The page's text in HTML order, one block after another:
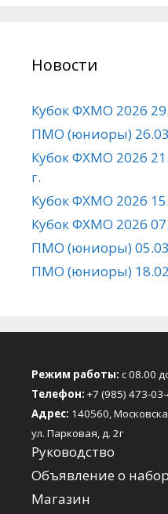
Новости
Кубок ФХМО 2026
ПМО (юниоры)
Кубок ФХМО 2026
г.
Кубок ФХМО 2026
Кубок ФХМО 2026
ПМО (юниоры)
ПМО (юниоры)
Режим работы: с 08.00
Телефон: +7 (985) 473-
Адрес: 140560,
ул. Парковая, д. 2г
Руководство
Объявление о
Магазин